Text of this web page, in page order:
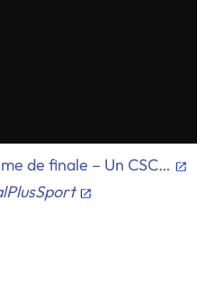
de finale – Un CSC…